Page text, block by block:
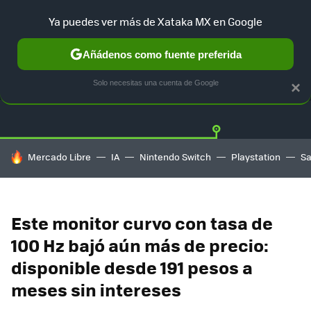
GUÍA DE COMPRAS MERCADO LIBRE
HOY SE HABLA DE
Mercado Libre IA Nintendo Switch Playstation
Este monitor curvo con tasa de
100 Hz bajó aún más de precio:
disponible desde 191 pesos a
meses sin intereses
×
Ya puedes ver más de Xataka MX en Google
Añádenos como fuente preferida
Solo necesitas una cuenta de Google